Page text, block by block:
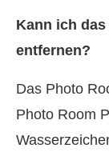
Kann ich
entfernen?
Das Photo
Photo Room